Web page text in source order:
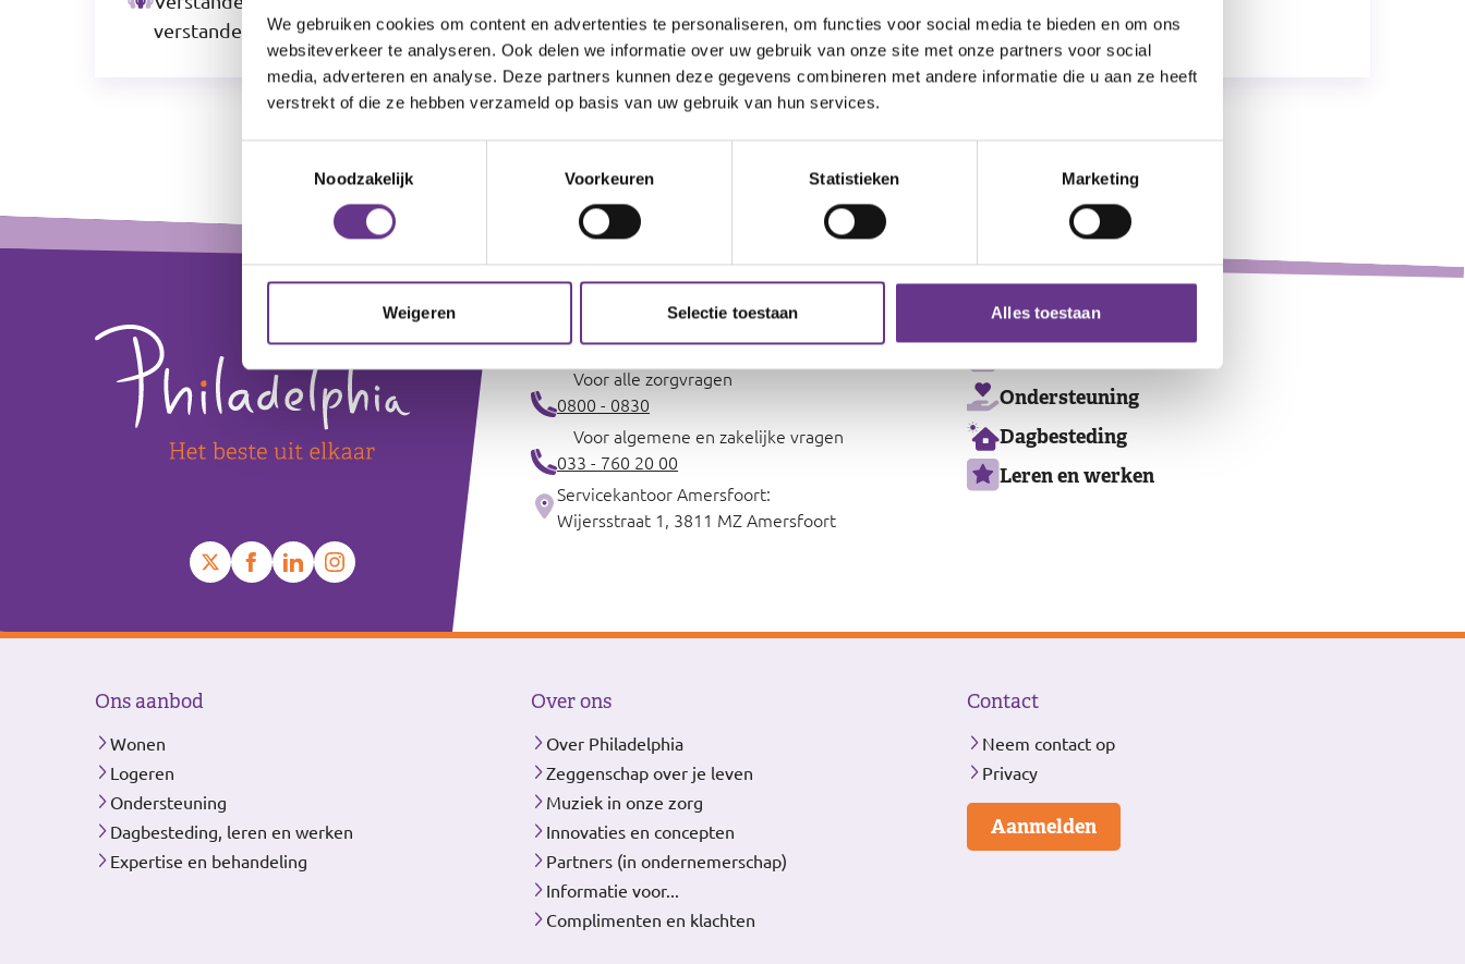
We gebruiken cookies om content en advertenties te personaliseren, om functies voor social media te bieden en om ons
websiteverkeer te analyseren. Ook delen we informatie over uw gebruik van onze site met onze partners voor social
media, adverteren en analyse. Deze partners kunnen deze gegevens combineren met andere informatie die u aan ze heeft
verstrekt of die ze hebben verzameld op basis van uw gebruik van hun services.
Noodzakelijk
Voorkeuren Statistieken Marketing
Weigeren Selectie toestaan Alles toestaan
verstandelijke beperking
Bekijk alle locaties
Contact
Voor alle zorgvragen
0800 - 0830
Voor algemene en zakelijke vragen
033 - 760 20 00
Servicekantoor Amersfoort:
Wijersstraat 1, 3811 MZ Amersfoort
Ons
aanbod
Ondersteuning
Dagbesteding
Leren en werken
Ons aanbod
Wonen
Logeren
Ondersteuning
Dagbesteding, leren en werken
Expertise en behandeling
Over ons
Over Philadelphia
Zeggenschap over je leven
Muziek in onze zorg
Innovaties en concepten
Partners (in ondernemerschap)
Informatie voor...
Complimenten en klachten
Contact
Neem contact op
Privacy
Aanmelden